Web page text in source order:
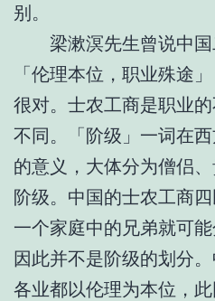
别。
梁漱溟先生曾说中国
「伦理本位，职业殊途
很对。士农工商是职业
不同。「阶级」一词在
的意义，大体分为僧侣
阶级。中国的士农工商
一个家庭中的兄弟就可
因此并不是阶级的划分
各业都以伦理为本位，